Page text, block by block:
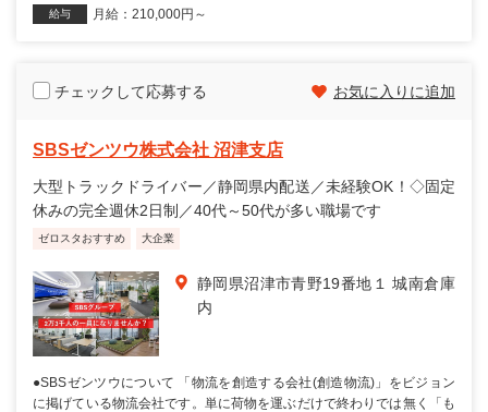
給与 月給：210,000円～
チェックして応募する お気に入りに追加
SBSゼンツウ株式会社 沼津支店
大型トラックドライバー／静岡県内配送／未経験OK！◇固定
休みの完全週休2日制／40代～50代が多い職場です
ゼロスタおすすめ 大企業
静岡県沼津市青野19番地１ 城南倉庫
内
●SBSゼンツウについて 「物流を創造する会社(創造物流)」をビジョン
に掲げている物流会社です。単に荷物を運ぶだけで終わりでは無く「も